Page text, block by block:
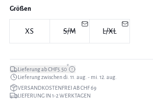
Größen
XS S/M L/XL
Lieferung ab CHF5.50*
Lieferung zwischen di. 11. aug. - mi. 12. aug.
VERSANDKOSTENFREI AB CHF 69
LIEFERUNG IN 1-2 WERKTAGEN